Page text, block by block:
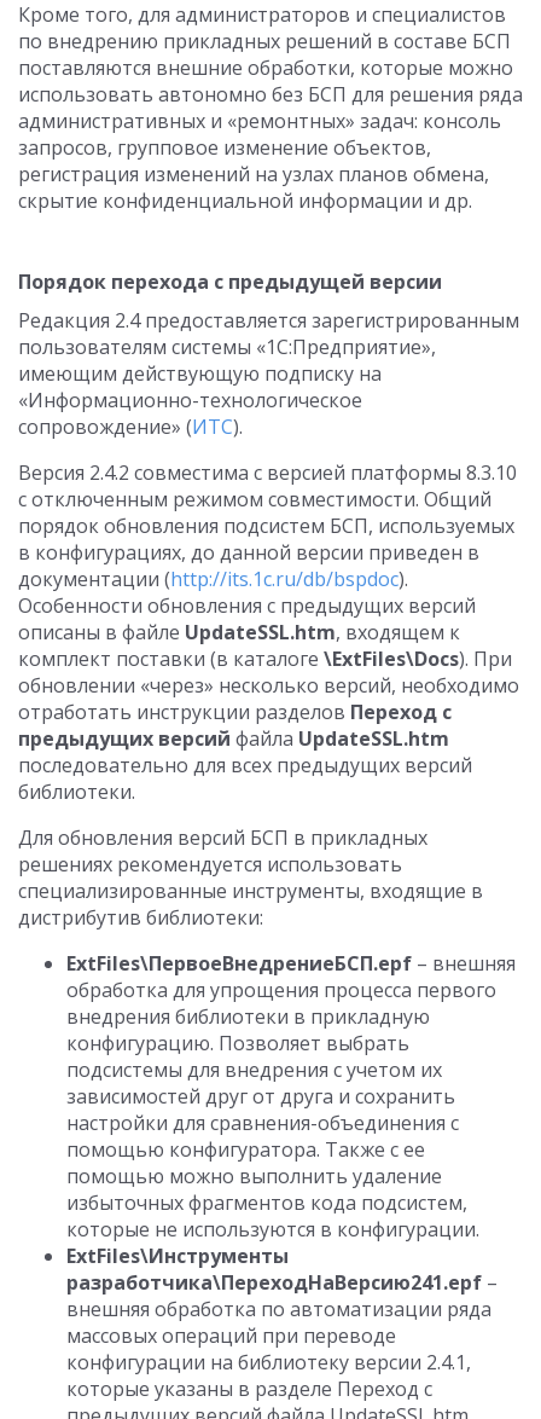
Кроме того, для администраторов и специалистов
по внедрению прикладных решений в составе БСП
поставляются внешние обработки, которые можно
использовать автономно без БСП для решения ряда
административных и «ремонтных» задач: консоль
запросов, групповое изменение объектов,
регистрация изменений на узлах планов обмена,
скрытие конфиденциальной информации и др.
Порядок перехода с предыдущей версии
Редакция 2.4 предоставляется зарегистрированным
пользователям системы «1С:Предприятие»,
имеющим действующую подписку на
«Информационно-технологическое
сопровождение» (ИТС).
Версия 2.4.2 совместима с версией платформы 8.3.10
с отключенным режимом совместимости. Общий
порядок обновления подсистем БСП, используемых
в конфигурациях, до данной версии приведен в
документации (http://its.1c.ru/db/bspdoc).
Особенности обновления с предыдущих версий
описаны в файле UpdateSSL.htm, входящем к
комплект поставки (в каталоге \ExtFiles\Docs). При
обновлении «через» несколько версий, необходимо
отработать инструкции разделов Переход с
предыдущих версий файла UpdateSSL.htm
последовательно для всех предыдущих версий
библиотеки.
Для обновления версий БСП в прикладных
решениях рекомендуется использовать
специализированные инструменты, входящие в
дистрибутив библиотеки:
ExtFiles\ПервоеВнедрениеБСП.epf – внешняя
обработка для упрощения процесса первого
внедрения библиотеки в прикладную
конфигурацию. Позволяет выбрать
подсистемы для внедрения с учетом их
зависимостей друг от друга и сохранить
настройки для сравнения-объединения с
помощью конфигуратора. Также с ее
помощью можно выполнить удаление
избыточных фрагментов кода подсистем,
которые не используются в конфигурации.
ExtFiles\Инструменты
разработчика\ПереходНаВерсию241.epf –
внешняя обработка по автоматизации ряда
массовых операций при переводе
конфигурации на библиотеку версии 2.4.1,
которые указаны в разделе Переход с